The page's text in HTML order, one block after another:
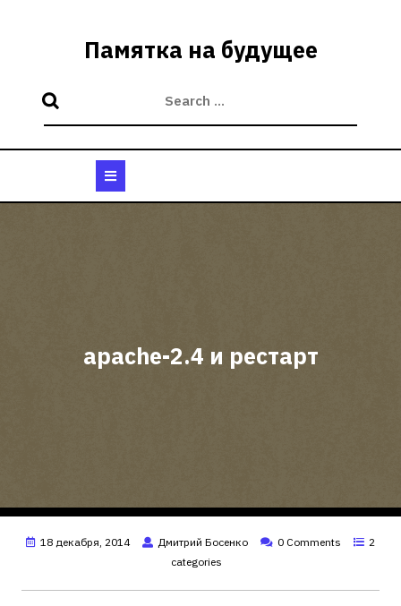
Памятка на будущее
apache-2.4 и рестарт
18 декабря, 2014 Дмитрий Босенко 0 Comments
2
categories